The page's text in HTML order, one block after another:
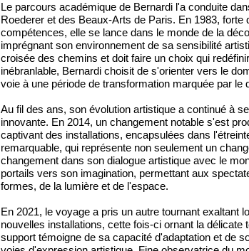
Le parcours académique de Bernardi l'a conduite
Roederer et des Beaux-Arts de Paris. En 1983,
compétences, elle se lance dans le monde de la
imprégnant son environnement de sa sensibilité
croisée des chemins et doit faire un choix qui
inébranlable, Bernardi choisit de s'orienter vers le
voie à une période de transformation marquée par le
Au fil des ans, son évolution artistique a continué à
innovante. En 2014, un changement notable s'est
captivant des installations, encapsulées dans
remarquable, qui représente non seulement un
changement dans son dialogue artistique avec le
portails vers son imagination, permettant aux
formes, de la lumière et de l'espace.
En 2021, le voyage a pris un autre tournant exaltant
nouvelles installations, cette fois-ci ornant la délicate
support témoigne de sa capacité d'adaptation et de